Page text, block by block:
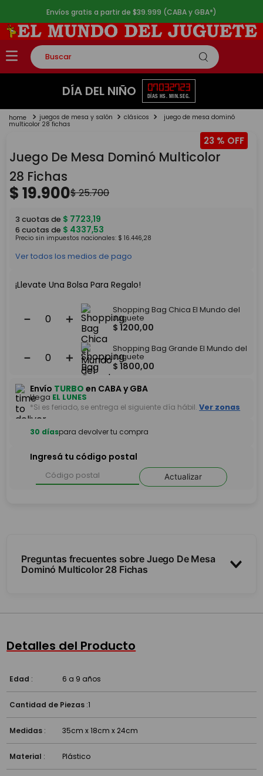
Envíos gratis a partir de $39.999 (CABA y GBA*)
Buscar
TÉRMINOS MÁS BUSCADOS
2.
lego
4.
monopatin
5. toy story
DÍA DEL NIÑO 07
DÍAS
03
HS.
27
MIN.
23
SEG.
juegos de mesa y salón clásicos juego de mesa dominó
multicolor 28 fichas
23 %
Juego De Mesa Dominó Multicolor
28 Fichas
$19.900$25.700
3 cuotas de $ 7723,19
6 cuotas de $ 4337,53
Precio sin impuestos nacionales: $ 16.446,28
Ver todos los medios de pago
¡Llevate Una Bolsa Para Regalo!
＋
－
Shopping Bag Chica El Mundo del
Juguete
$ 1200,00
＋
－
Shopping Bag Grande El Mundo del
Juguete
$ 1800,00
Envío TURBO en CABA y GBA
Llega EL LUNES
*Si es feriado, se entrega el siguiente día hábil. Ver zonas
30 díaspara devolver tu compra
Ingresá tu código postal
Actualizar
Preguntas frecuentes sobre Juego De Mesa
Dominó Multicolor 28 Fichas
¿Desde qué edad?
Detalles del Producto
Edad : 6 a 9 años
Cantidad de Piezas :1
Medidas : 35cm x 18cm x 24cm
Material : Plástico